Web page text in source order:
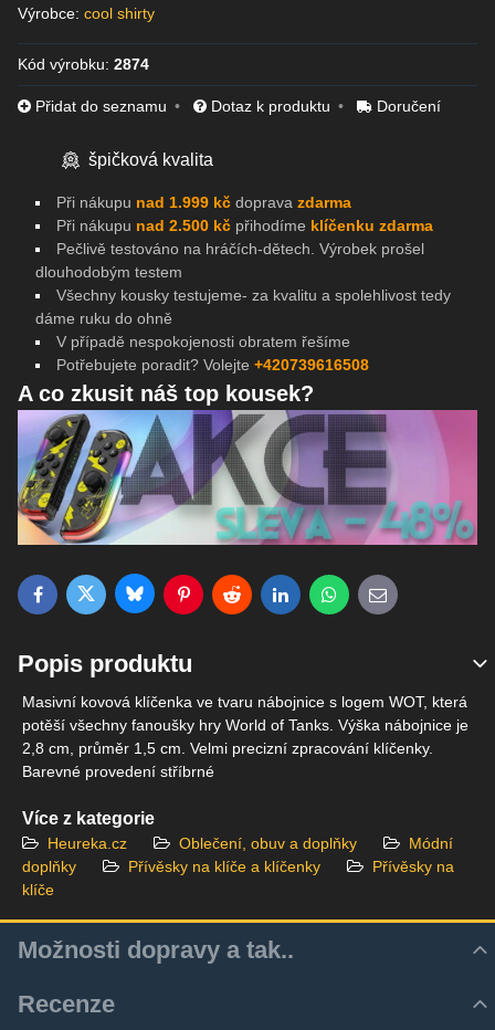
Výrobce: cool shirty
Kód výrobku: 2874
Přidat do seznamu Dotaz k produktu Doručení
špičková kvalita
Při nákupu nad 1.999 kč doprava zdarma
Při nákupu nad 2.500 kč přihodíme klíčenku zdarma
Pečlivě testováno na hráčích-dětech. Výrobek prošel
dlouhodobým testem
Všechny kousky testujeme- za kvalitu a spolehlivost tedy
dáme ruku do ohně
V případě nespokojenosti obratem řešíme
Potřebujete poradit? Volejte +420739616508
A co zkusit náš top kousek?
FacebookTwitterBlueskyPinterestRedditLinkedInWhatsApp
E-mail
Popis produktu
Masivní kovová klíčenka ve tvaru nábojnice s logem WOT, která
potěší všechny fanoušky hry World of Tanks. Výška nábojnice je
2,8 cm, průměr 1,5 cm. Velmi precizní zpracování klíčenky.
Barevné provedení stříbrné
Více z kategorie
Heureka.cz Oblečení, obuv a doplňky
Módní
doplňky
Přívěsky na klíče a klíčenky
Přívěsky na
klíče
Možnosti dopravy a tak..
Recenze